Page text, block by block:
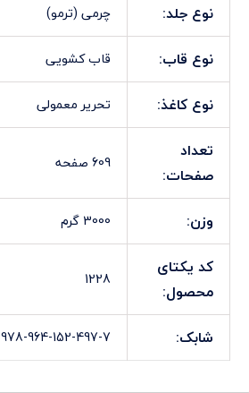
نوع جلد: چرمی (ترمو)
نوع قاب: قاب کشویی
نوع کاغذ: تحریر معمولی
تعداد
صفحات:
609 صفحه
وزن: 3000 گرم
کد یکتای
محصول:
1228
شابک: 978-964-152-497-7